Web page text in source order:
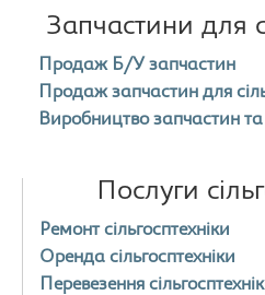
Запчастини для
Продаж Б/У запчастин
Продаж запчастин для
Виробництво запчастин
Послуги
Ремонт сільгосптехніки
Оренда сільгосптехніки
Перевезення